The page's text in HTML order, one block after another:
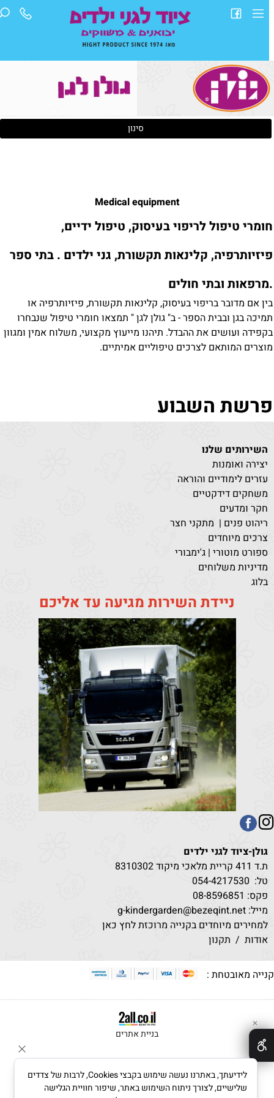
סינון
Medical equipment
טיפול לריפוי בעיסוק, טיפול ידיים,
קלינאות תקשורת, גני ילדים . בתי ספר
ובתי חולים
אם מדובר בריפוי בעיסוק, קלינאות תקשורת, פיזיותרפיה או
בגן ובבית הספר - ב" גולן לגן " תמצאו חומרי טיפול שנבחרו
ועושים את ההבדל. תיהנו מייעוץ מקצועי, משלוח אמין ומגוון
המותאם לצרכים טיפוליים אמיתיים.
השבוע
השירותים שלנו
יצירה ואומנות
עזרים לימודיים והוראה
משחקים דידקטיים
חקר ומדעים
ריהוט פנים | מתקני חצר
צרכים מיוחדים
ספורט מוטורי | ג'ימבורי
מדיניות משלוחים
בלוג
ניידת השירות מגיעה עד אליכם
גולן-ציוד לגני ילדים
ת.ד 411 קריית מלאכי מיקוד 8310302
טל:
054-4217530
פקס: 08-8596851
מייל: g-kindergarden@bezeqint.net
למחירים מיוחדים בקנייה מרוכזת לחץ כאן
אודות/ תקנון
מאובטחת :
בניית אתרים
✕
לידיעתך, באתרנו נעשה שימוש בקבצי Cookies, לרבות של צדדים
שלישיים, לצורך ניתוח השימוש באתר, שיפור חוויית הגלישה